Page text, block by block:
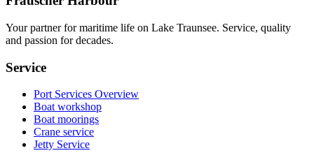
Your partner for maritime life on Lake Traunsee. Service, quality
and passion for decades.
Service
Port Services Overview
Boat workshop
Boat moorings
Crane service
Jetty Service